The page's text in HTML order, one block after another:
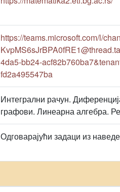
https://teams.microsoft.com/l/
4da5-bb24-
fd2a495547ba
Интегрални рачун.
графови. Линеарна алгебра.
Одговарајући задаци из